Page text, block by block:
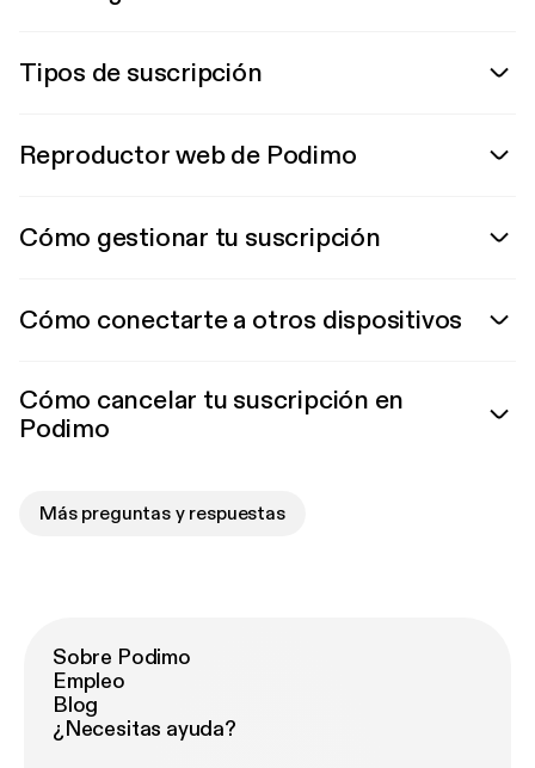
Tipos de suscripción
Reproductor web de Podimo
Cómo gestionar tu suscripción
Cómo conectarte a otros dispositivos
Cómo cancelar tu suscripción en
Podimo
Más preguntas y respuestas
Sobre Podimo
Empleo
Blog
¿Necesitas ayuda?